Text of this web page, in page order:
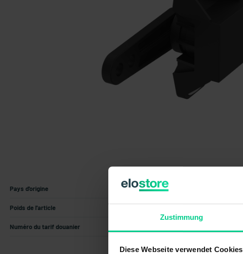
Zustimmung
Diese Webseite verwendet Cookies
Pays d'origine Allemagne
Poids de l'article
Numéro du tarif douanier